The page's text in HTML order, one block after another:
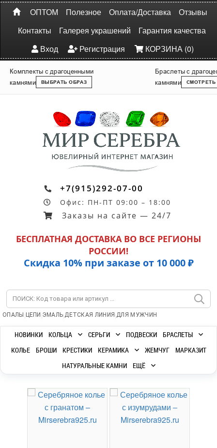
ОПТОМ Полезное Оплата/Доставка
Отзывы
Контакты
Галерея украшений
Гарантия качества
Вход
Регистрация КОРЗИНА (0)
Комплекты с драгоценными
камнями
ВЫБРАТЬ ОБРАЗ
Браслеты с
камнями
СМОТРЕТЬ
+7(915)292-07-00
Офис: ПН-ПТ 09:00 – 18:00
Заказы на сайте — 24/7
БЕСПЛАТНАЯ ДОСТАВКА ВО ВСЕ РЕГИОНЫ
РОССИИ!
Скидка 10% при заказе от 10 000 ₽
ОПАЛЫ | ЦЕПИ |ЭМАЛЬ|ДЕТСКАЯ ЛИНИЯ |ДЛЯ МУЖЧИН
НОВИНКИ КОЛЬЦА СЕРЬГИ ПОДВЕСКИ
БРАСЛЕТЫ
КОЛЬЕ
БРОШИ КРЕСТИКИ КЕРАМИКА ЖЕМЧУГ
МАРКАЗИТ
НАТУРАЛЬНЫЕ КАМНИ
ЕЩЁ